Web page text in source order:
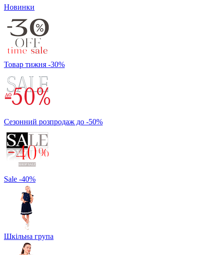
Новинки
Товар тижня -30%
Сезонний розпродаж до -50%
Sale -40%
Шкільна група